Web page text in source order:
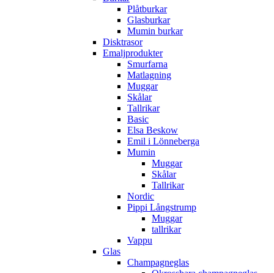
Plåtburkar
Glasburkar
Mumin burkar
Disktrasor
Emaljprodukter
Smurfarna
Matlagning
Muggar
Skålar
Tallrikar
Basic
Elsa Beskow
Emil i Lönneberga
Mumin
Muggar
Skålar
Tallrikar
Nordic
Pippi Långstrump
Muggar
tallrikar
Vappu
Glas
Champagneglas